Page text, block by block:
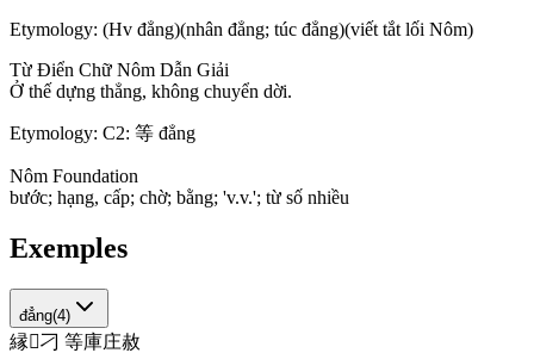
Etymology: (Hv đẳng)(nhân đẳng; túc đẳng)(viết tắt lối Nôm)
Từ Điển Chữ Nôm Dẫn Giải
Ở thế dựng thẳng, không chuyển dời.
Etymology: C2: 等 đẳng
Nôm Foundation
bước; hạng, cấp; chờ; bằng; 'v.v.'; từ số nhiều
Exemples
đẳng(4)
縁𱜢刁 等庫庄赦